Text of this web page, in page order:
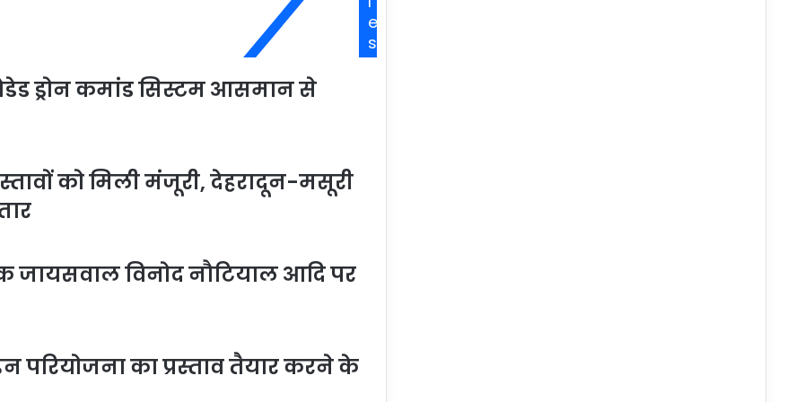
e
s
ड्रोन कमांड सिस्टम आसमान से
को मिली मंजूरी, देहरादून-मसूरी
जायसवाल विनोद नौटियाल आदि पर
परियोजना का प्रस्ताव तैयार करने के